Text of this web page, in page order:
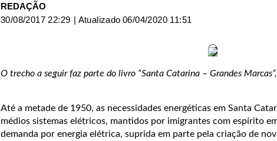
REDAÇÃO
30/08/2017 22:29 | Atualizado 06/04/2020 11:51
O trecho a seguir faz parte do livro “Santa Catarina – Grandes
Até a metade de 1950, as necessidades energéticas em Santa
médios sistemas elétricos, mantidos por imigrantes com espírito
demanda por energia elétrica, suprida em parte pela criação de